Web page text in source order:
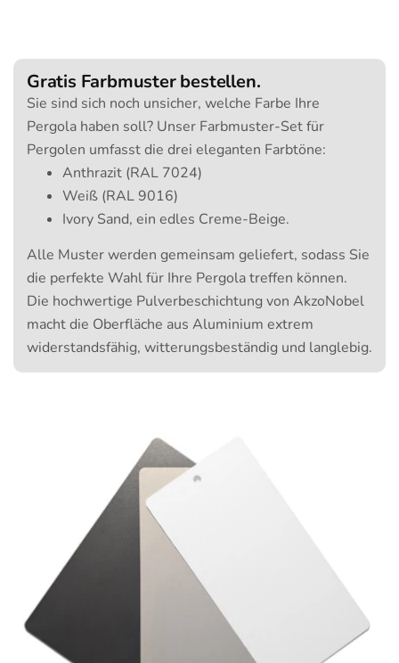
Gratis Farbmuster bestellen.
Sie sind sich noch unsicher, welche Farbe Ihre
Pergola haben soll? Unser Farbmuster-Set für
Pergolen umfasst die drei eleganten Farbtöne:
Anthrazit (RAL 7024)
Weiß (RAL 9016)
Ivory Sand, ein edles Creme-Beige.
Alle Muster werden gemeinsam geliefert, sodass Sie
die perfekte Wahl für Ihre Pergola treffen können.
Die hochwertige Pulverbeschichtung von AkzoNobel
macht die Oberfläche aus Aluminium extrem
widerstandsfähig, witterungsbeständig und langlebig.